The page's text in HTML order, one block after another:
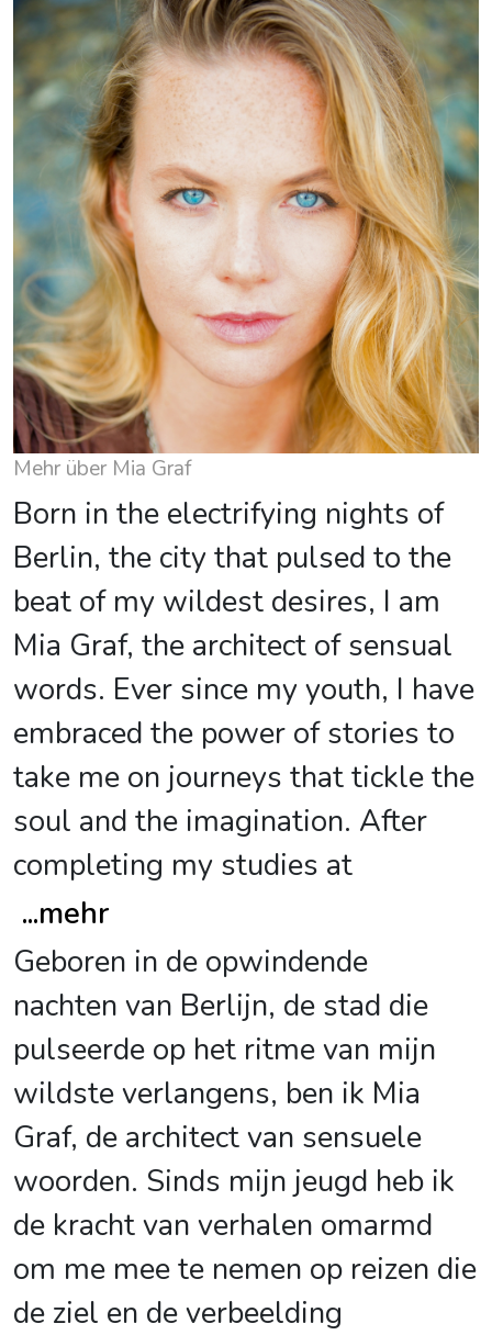
Mehr über Mia Graf
Born in the electrifying nights of
Berlin, the city that pulsed to the
beat of my wildest desires, I am
Mia Graf, the architect of sensual
words. Ever since my youth, I have
embraced the power of stories to
take me on journeys that tickle the
soul and the imagination. After
completing my studies at
...mehr
Geboren in de opwindende
nachten van Berlijn, de stad die
pulseerde op het ritme van mijn
wildste verlangens, ben ik Mia
Graf, de architect van sensuele
woorden. Sinds mijn jeugd heb ik
de kracht van verhalen omarmd
om me mee te nemen op reizen die
de ziel en de verbeelding